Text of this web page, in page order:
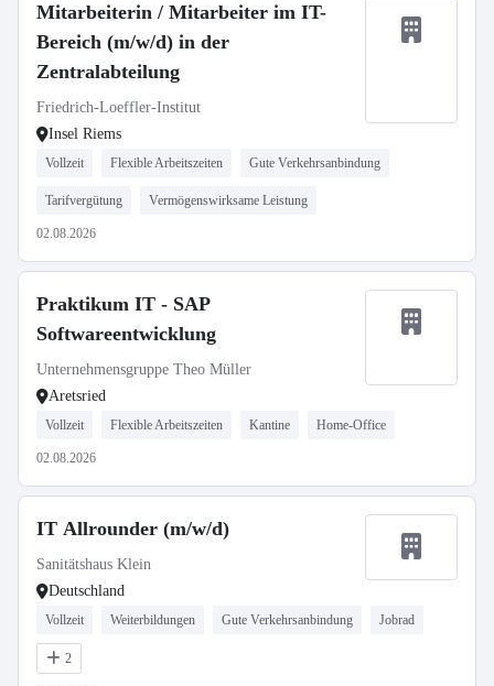
Mitarbeiterin / Mitarbeiter im IT-
Bereich (m/w/d) in der
Zentralabteilung
Friedrich-Loeffler-Institut
Insel Riems
Vollzeit Flexible Arbeitszeiten Gute Verkehrsanbindung
Tarifvergütung Vermögenswirksame Leistung
02.08.2026
Praktikum IT - SAP
Softwareentwicklung
Unternehmensgruppe Theo Müller
Aretsried
Vollzeit Flexible Arbeitszeiten Kantine Home-Office
02.08.2026
IT Allrounder (m/w/d)
Sanitätshaus Klein
Deutschland
Vollzeit Weiterbildungen Gute Verkehrsanbindung Jobrad
2